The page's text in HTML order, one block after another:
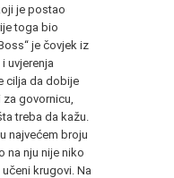
je postao
toga bio
je čovjek iz
uvjerenja
cilja da dobije
govornicu,
treba da kažu.
najvećem broju
na nju nije niko
krugovi. Na